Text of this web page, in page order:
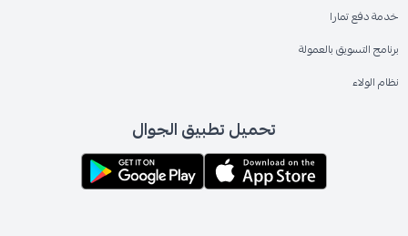
خدمة دفع تمارا
برنامج التسويق بالعمولة
نظام الولاء
تحميل تطبيق الجوال